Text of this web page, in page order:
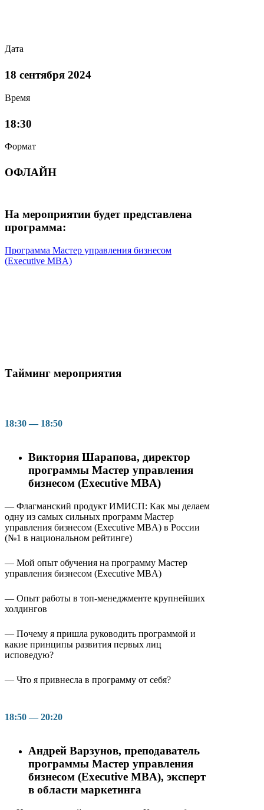
Дата
18 сентября 2024
Время
18:30
Формат
ОФЛАЙН
На мероприятии будет представлена
программа:
Программа Мастер управления бизнесом
(Executive MBA)
Тайминг мероприятия
18:30 — 18:50
Виктория Шарапова, директор
программы Мастер управления
бизнесом (Executive MBA)
— Флагманский продукт ИМИСП: Как мы делаем
одну из самых сильных программ Мастер
управления бизнесом (Executive MBA) в России
(№1 в национальном рейтинге)
— Мой опыт обучения на программу Мастер
управления бизнесом (Executive MBA)
— Опыт работы в топ-менеджменте крупнейших
холдингов
— Почему я пришла руководить программой и
какие принципы развития первых лиц
исповедую?
— Что я привнесла в программу от себя?
18:50 — 20:20
Андрей Варзунов, преподаватель
программы Мастер управления
бизнесом (Executive MBA), эксперт
в области маркетинга